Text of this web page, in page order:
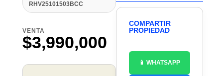
RHV25101503BCC
VENTA
$3,990,000
COMPARTIR
PROPIEDAD
📱 WHATSAPP